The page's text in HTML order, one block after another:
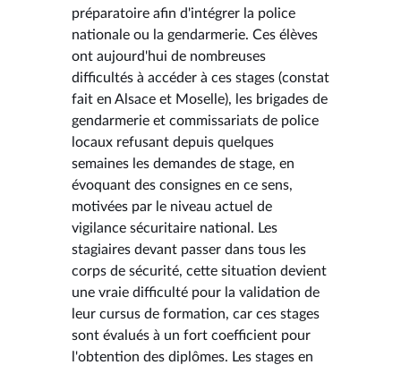
préparatoire afin d'intégrer la police
nationale ou la gendarmerie. Ces élèves
ont aujourd'hui de nombreuses
difficultés à accéder à ces stages (constat
fait en Alsace et Moselle), les brigades de
gendarmerie et commissariats de police
locaux refusant depuis quelques
semaines les demandes de stage, en
évoquant des consignes en ce sens,
motivées par le niveau actuel de
vigilance sécuritaire national. Les
stagiaires devant passer dans tous les
corps de sécurité, cette situation devient
une vraie difficulté pour la validation de
leur cursus de formation, car ces stages
sont évalués à un fort coefficient pour
l'obtention des diplômes. Les stages en